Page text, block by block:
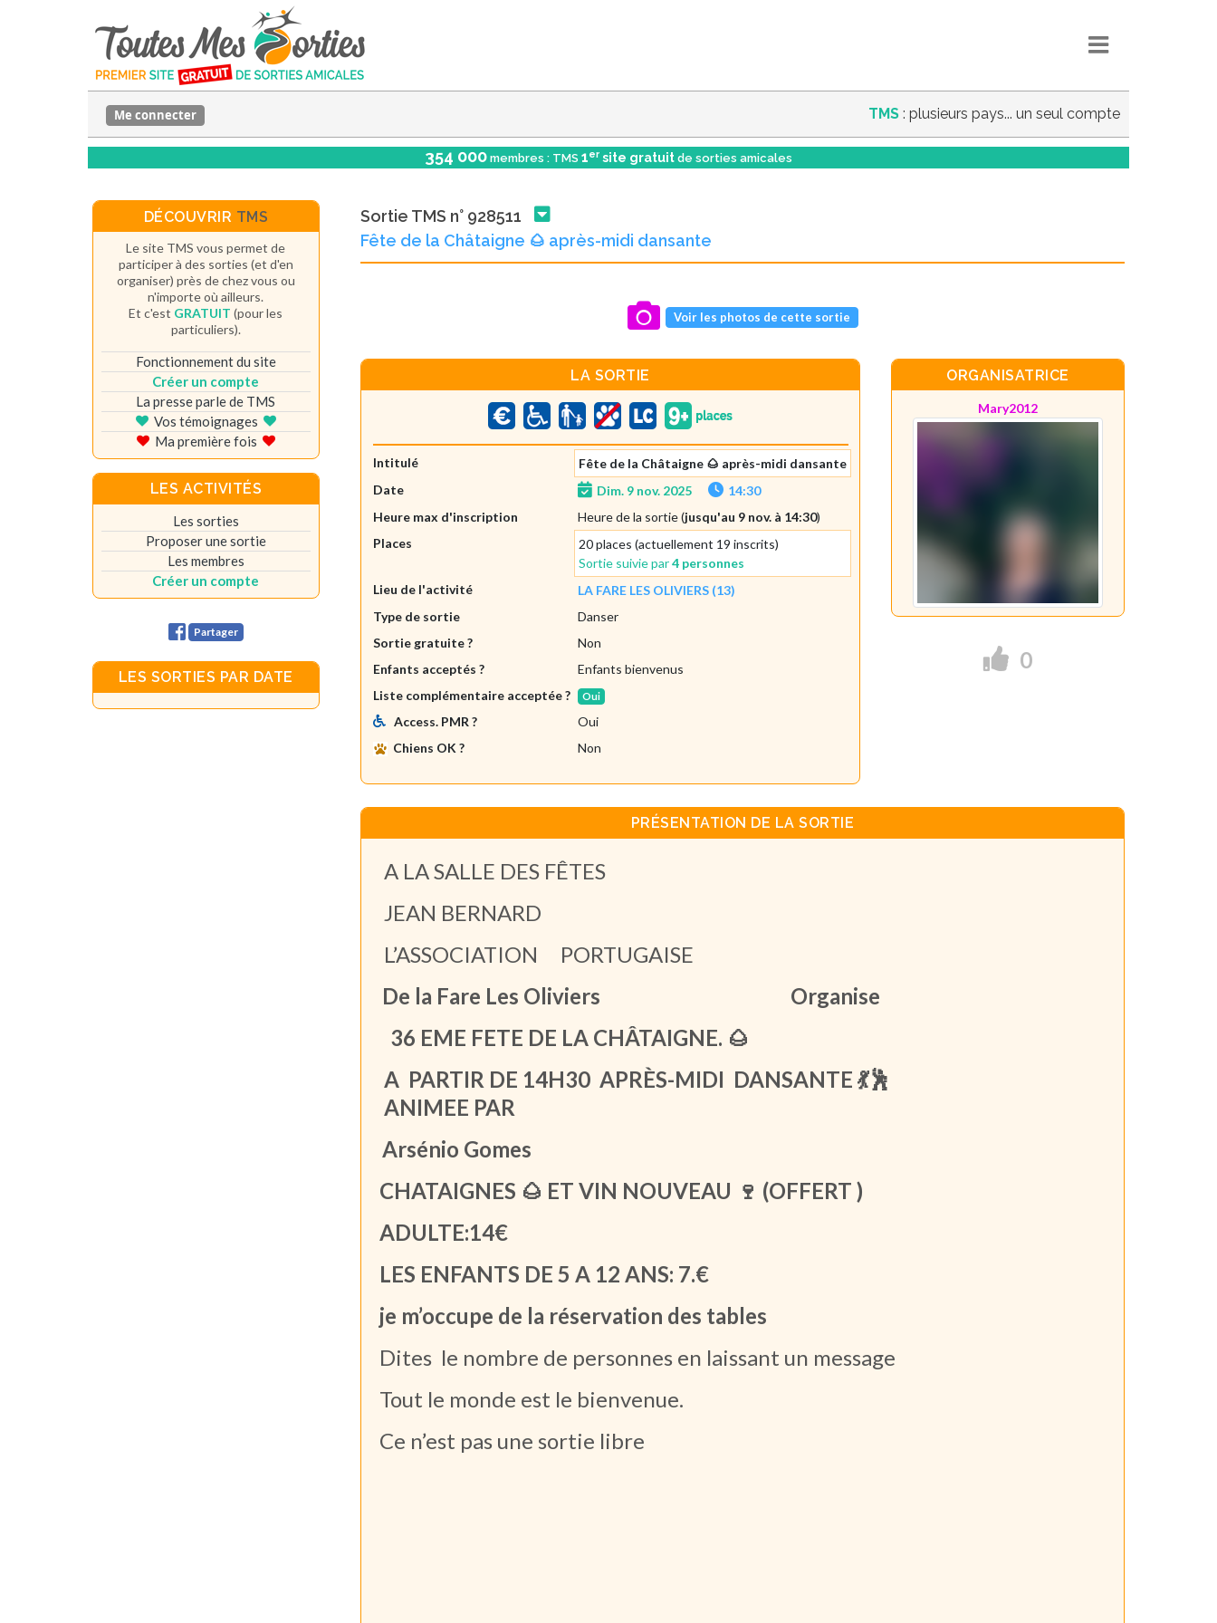
TMS : plusieurs pays... un seul compte
Me connecter
354 000 membres : TMS 1er site gratuit de sorties amicales
Sortie TMS n° 928511
Fête de la Châtaigne 🌰 après-midi dansante
Voir les photos de cette sortie
LA SORTIE
Intitulé
Fête de la Châtaigne 🌰 après-midi dansante
Date
Dim. 9 nov. 2025
14:30
Heure max d'inscription
Heure de la sortie (jusqu'au 9 nov. à 14:30)
Places
20 places (actuellement 19 inscrits)
Sortie suivie par4 personnes
Lieu de l'activité
LA FARE LES OLIVIERS (13)
Type de sortie
Danser
Sortie gratuite ?
Non
Enfants acceptés ?
Enfants bienvenus
Liste complémentaire acceptée ?
Oui
Access. PMR ?
Oui
Chiens OK ?
Non
ORGANISATRICE
Mary2012
0
PRÉSENTATION DE LA SORTIE
A LA SALLE DES FÊTES
JEAN BERNARD
L’ASSOCIATION PORTUGAISE
De la Fare Les Oliviers
Organise
36 EME FETE DE LA CHÂTAIGNE. 🌰
A PARTIR DE 14H30 APRÈS-MIDI DANSANTE 💃🕺
ANIMEE PAR
Arsénio Gomes
CHATAIGNES 🌰 ET VIN NOUVEAU 🍷 (OFFERT )
ADULTE:14€
LES ENFANTS DE 5 A 12 ANS: 7.€
je m’occupe de la réservation des tables
Dites le nombre de personnes en laissant un message
Tout le monde est le bienvenue.
Ce n’est pas une sortie libre
DÉCOUVRIR TMS
Le site TMS vous permet de
participer à des sorties (et d'en
organiser) près de chez vous ou
n'importe où ailleurs.
Et c'est GRATUIT (pour les
particuliers).
Fonctionnement du site
Créer un compte
La presse parle de TMS
Vos témoignages
Ma première fois
LES ACTIVITÉS
Les sorties
Proposer une sortie
Les membres
Créer un compte
Partager
LES SORTIES PAR DATE